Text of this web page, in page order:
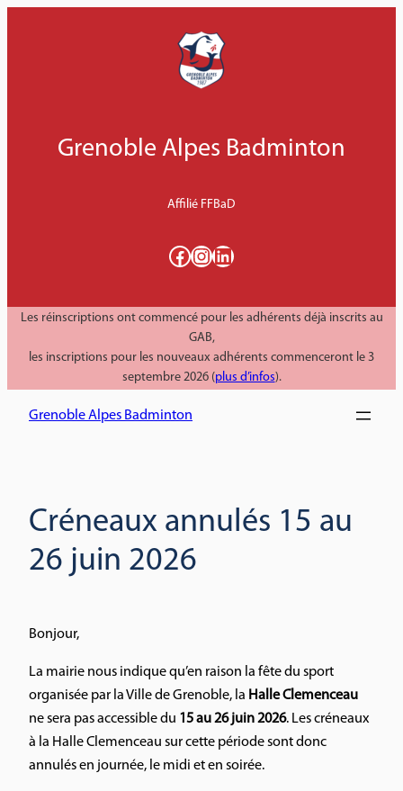
Grenoble Alpes Badminton
Affilié FFBaD
Facebook InstagramLinkedIn
Les réinscriptions ont commencé pour les adhérents déjà inscrits au
GAB,
les inscriptions pour les nouveaux adhérents commenceront le 3
septembre 2026 (plus d’infos).
Grenoble Alpes Badminton
Créneaux annulés 15 au
26 juin 2026
Bonjour,
La mairie nous indique qu’en raison la fête du sport
organisée par la Ville de Grenoble, la Halle Clemenceau
ne sera pas accessible du 15 au 26 juin 2026. Les créneaux
à la Halle Clemenceau sur cette période sont donc
annulés en journée, le midi et en soirée.